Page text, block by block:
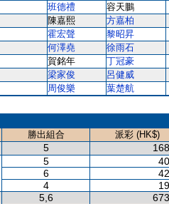
班德禮 容天鵬
陳嘉熙 方嘉柏
霍宏聲 黎昭昇
何澤堯 徐雨石
賀銘年 丁冠豪
梁家俊 呂健威
周俊樂
葉楚航
勝出組合
派彩 (HK$)
5
5
6
4
5,6